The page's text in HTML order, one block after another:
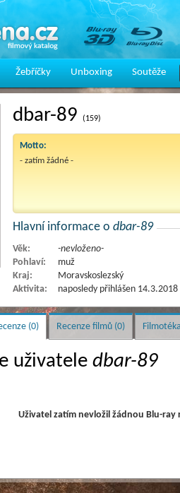
Žebříčky Unboxing Soutěže
dbar-89 (159)
Motto:
- zatím žádné -
Hlavní informace o dbar-89
Věk:
-nevloženo-
Pohlaví:
muž
Kraj:
Moravskoslezský
Aktivita:
naposledy přihlášen 14.3.2018
(0) Recenze filmů (0)
uživatele dbar-89
Uživatel zatím nevložil žádnou Blu-ray